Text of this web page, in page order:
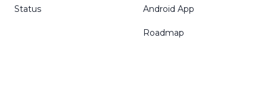
Status Android App
Roadmap